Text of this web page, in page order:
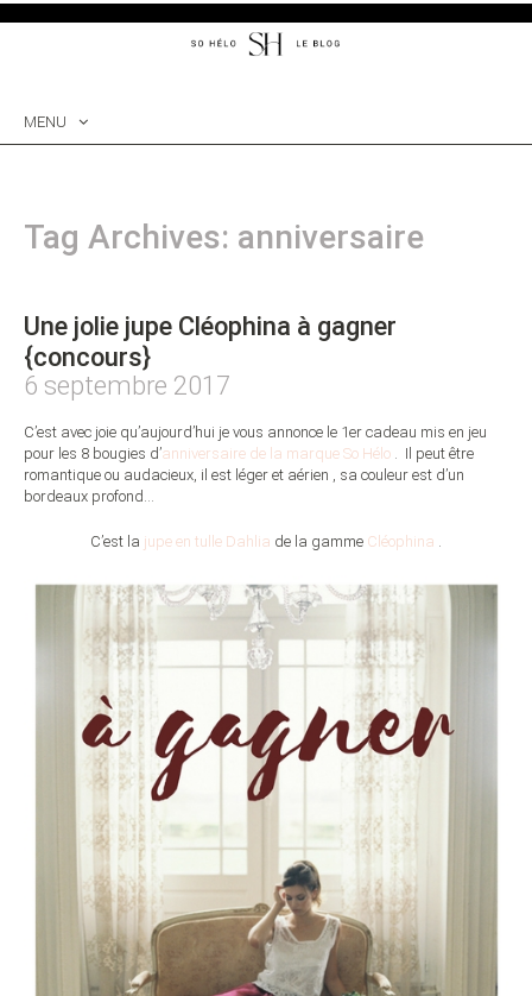
MENU
Tag Archives: anniversaire
Une jolie jupe Cléophina à gagner
{concours}
6 septembre 2017
C’est avec joie qu’aujourd’hui je vous annonce le 1er cadeau mis en jeu
pour les 8 bougies d’anniversaire de la marque So Hélo . Il peut être
romantique ou audacieux, il est léger et aérien , sa couleur est d’un
bordeaux profond…
C’est la jupe en tulle Dahlia de la gamme Cléophina